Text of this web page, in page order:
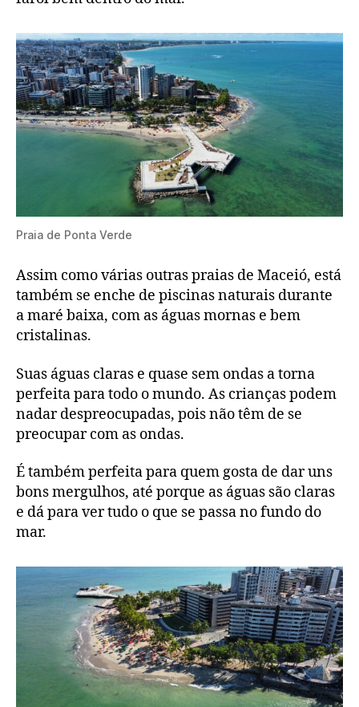
Praia de Ponta Verde
Assim como várias outras praias de Maceió, está
também se enche de piscinas naturais durante
a maré baixa, com as águas mornas e bem
cristalinas.
Suas águas claras e quase sem ondas a torna
perfeita para todo o mundo. As crianças podem
nadar despreocupadas, pois não têm de se
preocupar com as ondas.
É também perfeita para quem gosta de dar uns
bons mergulhos, até porque as águas são claras
e dá para ver tudo o que se passa no fundo do
mar.